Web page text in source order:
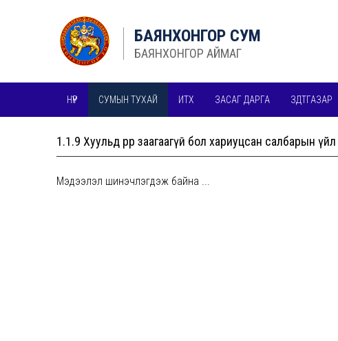
БАЯНХОНГОР СУМ
БАЯНХОНГОР АЙМАГ
НҮҮР СУМЫН ТУХАЙ ИТХ ЗАСАГ ДАРГА ЗДТГАЗАР
БУСАД МЭДЭЭЛЛИЙН ИЛ ТОД, НЭЭЛТТЭЙ БАЙДАЛ
1.1.9 Хуульд өөрөөр заагаагүй бол хариуцсан салбарын
Мэдээлэл шинэчлэгдэж байна ...